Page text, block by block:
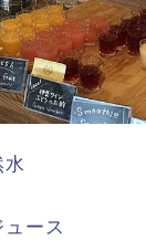
水
ース